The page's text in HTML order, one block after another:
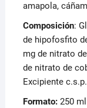
amapola,
Composición:
de hipofosfito
mg de nitrato
de nitrato de
Excipiente
Formato:250